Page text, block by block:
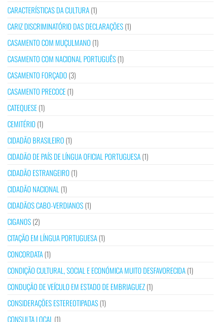
CARACTERÍSTICAS DA CULTURA(1)
CARIZ DISCRIMINATÓRIO DAS DECLARAÇÕES(1)
CASAMENTO COM MUÇULMANO (1)
CASAMENTO COM NACIONAL PORTUGUÊS(1)
CASAMENTO FORÇADO (3)
CASAMENTO PRECOCE(1)
CATEQUESE(1)
CEMITÉRIO (1)
CIDADÃO BRASILEIRO (1)
CIDADÃO DE PAÍS DE LÍNGUA OFICIAL PORTUGUESA(1)
CIDADÃO ESTRANGEIRO (1)
CIDADÃO NACIONAL (1)
CIDADÃOS CABO-VERDIANOS(1)
CIGANOS(2)
CITAÇÃO EM LÍNGUA PORTUGUESA(1)
CONCORDATA(1)
CONDIÇÃO CULTURAL, SOCIAL E ECONÓMICA MUITO DESFAVORECIDA(1)
CONDUÇÃO DE VEÍCULO EM ESTADO DE EMBRIAGUEZ(1)
CONSIDERAÇÕES ESTEREOTIPADAS(1)
CONSULTA LOCAL (1)